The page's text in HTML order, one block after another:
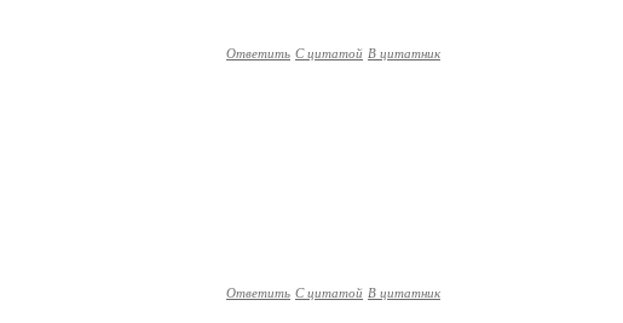
Ответить С цитатой В цитатник
Ответить С цитатой В цитатник